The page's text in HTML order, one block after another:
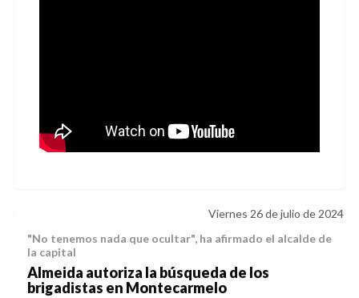
Viernes 26 de julio de 2024
"No tenemos nada que ocultar", ha afirmado el alcalde de
la capital
Almeida autoriza la búsqueda de los
brigadistas en Montecarmelo